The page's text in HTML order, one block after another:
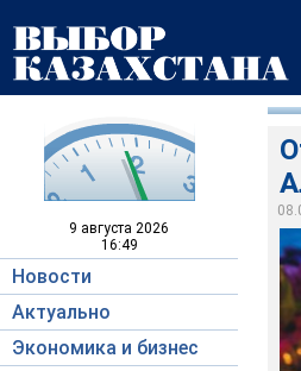
9 августа 2026
16:49
Новости
Актуально
Экономика и бизнес